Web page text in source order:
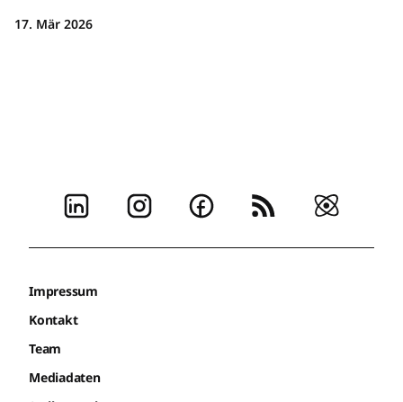
17. Mär 2026
Impressum
Kontakt
Team
Mediadaten